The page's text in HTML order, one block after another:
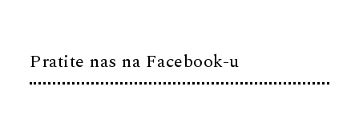
Pratite nas na Facebook-u